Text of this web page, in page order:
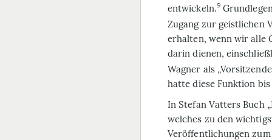
entwickeln.9
Zugang zur geistlichen
erhalten, wenn wir alle
darin dienen,
Wagner als
hatte diese Funktion
In Stefan Vatters Buch
welches zu den
Veröffentlichungen